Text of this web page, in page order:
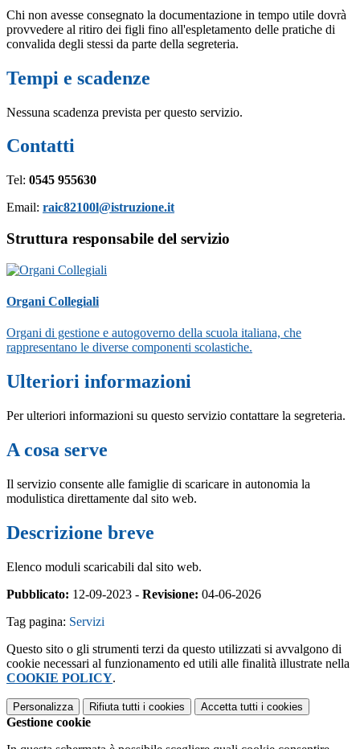
Chi non avesse consegnato la documentazione in tempo utile dovrà
provvedere al ritiro dei figli fino all'espletamento delle pratiche di
convalida degli stessi da parte della segreteria.
Tempi e scadenze
Nessuna scadenza prevista per questo servizio.
Contatti
Tel: 0545 955630
Email: raic82100l@istruzione.it
Struttura responsabile del servizio
Organi Collegiali
Organi di gestione e autogoverno della scuola italiana, che
rappresentano le diverse componenti scolastiche.
Ulteriori informazioni
Per ulteriori informazioni su questo servizio contattare la segreteria.
A cosa serve
Il servizio consente alle famiglie di scaricare in autonomia la
modulistica direttamente dal sito web.
Descrizione breve
Elenco moduli scaricabili dal sito web.
Pubblicato: 12-09-2023 - Revisione: 04-06-2026
Tag pagina: Servizi
Questo sito o gli strumenti terzi da questo utilizzati si avvalgono di
cookie necessari al funzionamento ed utili alle finalità illustrate nella
COOKIE POLICY.
Personalizza Rifiuta tutti i cookies Accetta tutti i cookies
Gestione cookie